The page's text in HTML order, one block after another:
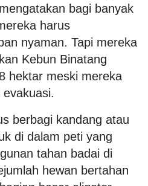
bagi banyak
harus
nyaman. Tapi mereka
Kebun Binatang
hektar meski mereka
evakuasi.
berbagi kandang atau
di dalam peti yang
tahan badai di
hewan bertahan